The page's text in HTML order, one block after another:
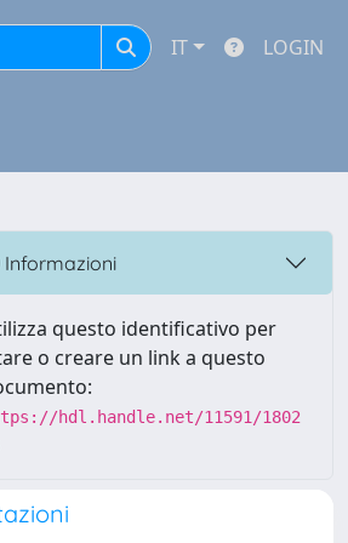
IT LOGIN
Informazioni
questo identificativo per
o creare un link a questo
hdl.handle.net/11591/1802